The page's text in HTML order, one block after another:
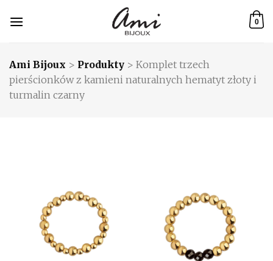
0
Ami Bijoux > Produkty > Komplet trzech
pierścionków z kamieni naturalnych hematyt złoty i
turmalin czarny